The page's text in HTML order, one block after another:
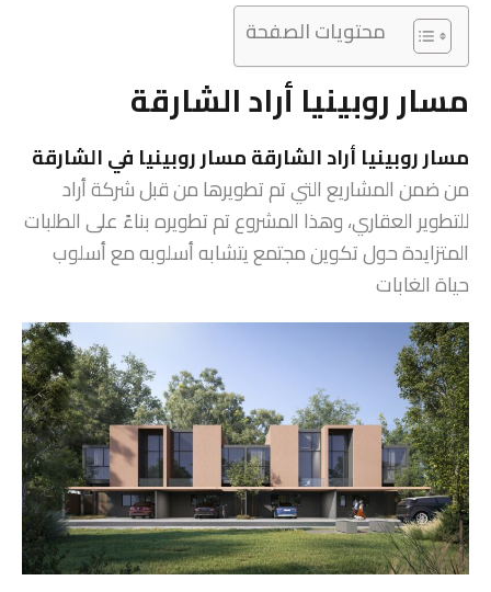
محتويات الصفحة
مسار روبينيا أراد الشارقة
مسار روبينيا أراد الشارقة مسار روبينيا في الشارقة
من ضمن المشاريع التي تم تطويرها من قبل شركة أراد
للتطوير العقاري، وهذا المشروع تم تطويره بناءً على الطلبات
المتزايدة حول تكوين مجتمع يتشابه أسلوبه مع أسلوب
حياة الغابات